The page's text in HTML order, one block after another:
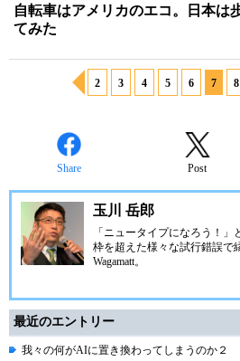
自転車はアメリカのエコ。日本は
てみた
2 3 4 5 6 7 8
Share Post
玉川 岳郎
「ニュータイプになろう！
枠を超えた様々な試行錯誤で
Wagamatt。
最近のエントリー
我々の何がAIに置き換わってしまうのか２